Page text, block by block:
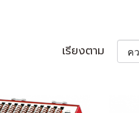
เรียงตาม